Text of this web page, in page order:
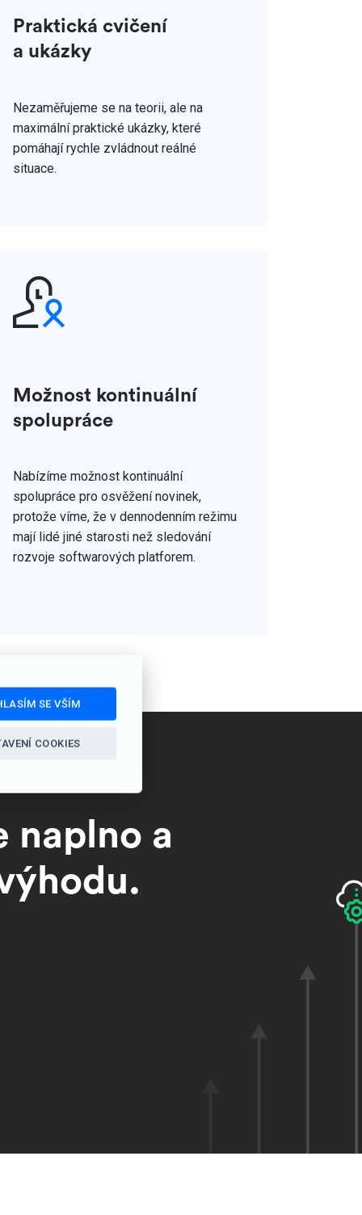
Praktická cvičení
a ukázky
Nezaměřujeme se na teorii, ale na
maximální praktické ukázky, které
pomáhají rychle zvládnout reálné
situace.
Možnost kontinuální
spolupráce
Nabízíme možnost kontinuální
spolupráce pro osvěžení novinek,
protože víme, že v dennodenním režimu
mají lidé jiné starosti než sledování
rozvoje softwarových platforem.
naplno a
SE VŠÍM
COOKIES